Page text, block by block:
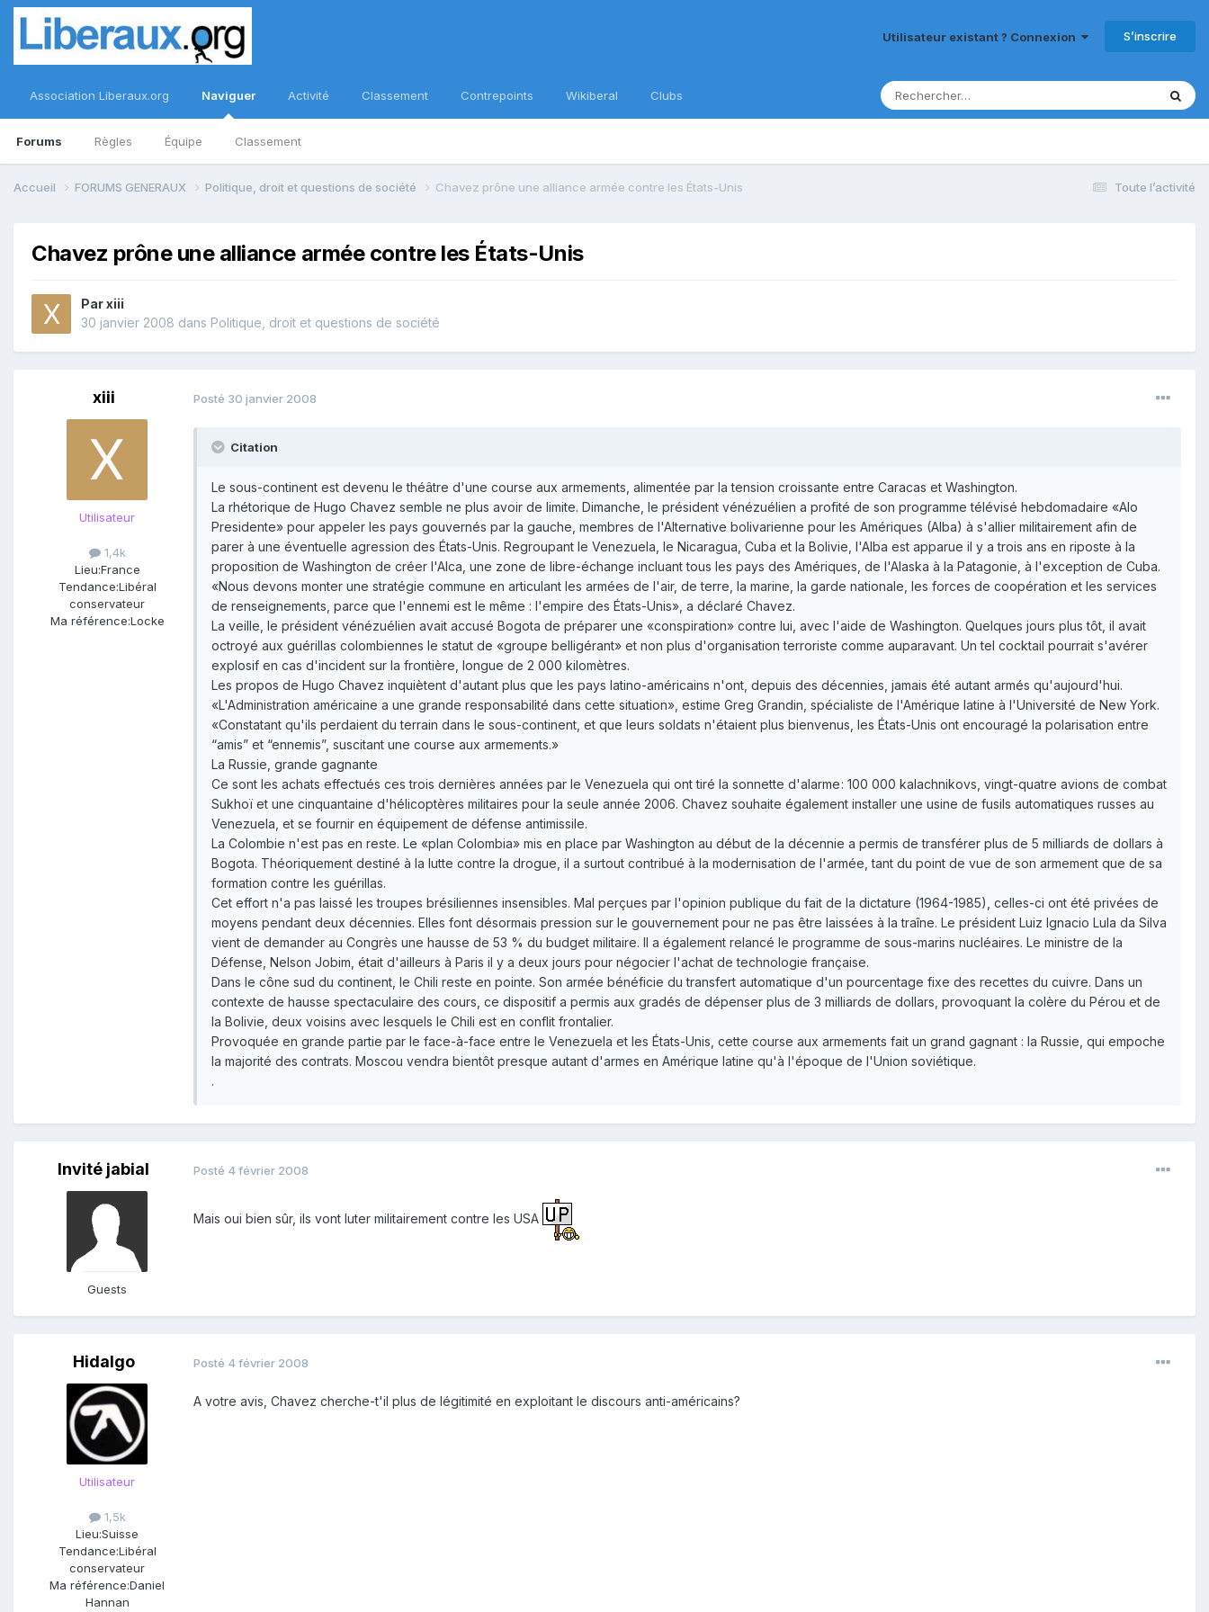
Utilisateur existant ? Connexion S’inscrire
Association Liberaux.org Naviguer
Forums Règles Équipe Classement
Activité Classement Contrepoints Wikiberal Clubs
Toute l’activité
Accueil FORUMS GENERAUX Politique, droit et questions de société Chavez prône une alliance armée contre les États-Unis
Chavez prône une alliance armée contre les États-Unis
Parxiii
30 janvier 2008 dans Politique, droit et questions de société
xiii
Utilisateur
1,4k
Lieu:France
Tendance:Libéral
conservateur
Ma référence:Locke
Posté 30 janvier 2008
Citation
Le sous-continent est devenu le théâtre d'une course aux armements, alimentée par la tension croissante entre Caracas et Washington.
La rhétorique de Hugo Chavez semble ne plus avoir de limite. Dimanche, le président vénézuélien a profité de son programme télévisé hebdomadaire «Alo
Presidente» pour appeler les pays gouvernés par la gauche, membres de l'Alternative bolivarienne pour les Amériques (Alba) à s'allier militairement afin de
parer à une éventuelle agression des États-Unis. Regroupant le Venezuela, le Nicaragua, Cuba et la Bolivie, l'Alba est apparue il y a trois ans en riposte à la
proposition de Washington de créer l'Alca, une zone de libre-échange incluant tous les pays des Amériques, de l'Alaska à la Patagonie, à l'exception de Cuba.
«Nous devons monter une stratégie commune en articulant les armées de l'air, de terre, la marine, la garde nationale, les forces de coopération et les services
de renseignements, parce que l'ennemi est le même : l'empire des États-Unis», a déclaré Chavez.
La veille, le président vénézuélien avait accusé Bogota de préparer une «conspiration» contre lui, avec l'aide de Washington. Quelques jours plus tôt, il avait
octroyé aux guérillas colombiennes le ­statut de «groupe belligérant» et non plus d'organisation terroriste comme auparavant. Un tel cocktail pourrait s'avérer
explosif en cas d'incident sur la frontière, longue de 2 000 kilomètres.
Les propos de Hugo Chavez inquiètent d'autant plus que les pays latino-américains n'ont, depuis des décennies, jamais été autant armés qu'aujourd'hui.
«L'Administration américaine a une grande responsabilité dans cette situation», estime Greg Grandin, spécialiste de l'Amérique latine à l'Université de New York.
«Constatant qu'ils perdaient du terrain dans le sous-continent, et que leurs soldats n'étaient plus bienvenus, les États-Unis ont encouragé la polarisation entre
“amis” et “ennemis”, suscitant une course aux armements.»
La Russie, grande gagnante
Ce sont les achats effectués ces trois dernières années par le Venezuela qui ont tiré la sonnette d'alarme : 100 000 kalachnikovs, vingt-quatre avions de combat
Sukhoï et une cinquantaine d'hélicoptères militaires pour la seule année 2006. Chavez souhaite également installer une usine de fusils automatiques russes au
Venezuela, et se fournir en équipement de défense antimissile.
La Colombie n'est pas en reste. Le «plan Colombia» mis en place par Washington au début de la décennie a permis de transférer plus de 5 milliards de dollars à
Bogota. Théoriquement destiné à la lutte contre la drogue, il a surtout contribué à la modernisation de l'armée, tant du point de vue de son armement que de sa
formation contre les guérillas.
Cet effort n'a pas laissé les troupes brésiliennes insensibles. Mal perçues par l'opinion publique du fait de la dictature (1964-1985), celles-ci ont été privées de
moyens pendant deux décennies. Elles font désormais pression sur le gouvernement pour ne pas être laissées à la traîne. Le président Luiz Ignacio Lula da Silva
vient de demander au Congrès une hausse de 53 % du budget militaire. Il a également relancé le programme de sous-marins nucléaires. Le ministre de la
Défense, Nelson Jobim, était d'ailleurs à Paris il y a deux jours pour négocier l'achat de technologie française.
Dans le cône sud du continent, le Chili reste en pointe. Son armée bénéficie du transfert automatique d'un pourcentage fixe des recettes du cuivre. Dans un
contexte de hausse spectaculaire des cours, ce dispositif a permis aux gradés de dépenser plus de 3 milliards de dollars, provoquant la colère du Pérou et de
la Bolivie, deux voisins avec lesquels le Chili est en conflit frontalier.
Provoquée en grande partie par le face-à-face entre le Venezuela et les États-Unis, cette course aux armements fait un grand gagnant : la Russie, qui empoche
la majorité des contrats. Moscou vendra bientôt presque autant d'armes en Amérique latine qu'à l'époque de l'Union soviétique.
.
Invité jabial
Guests
Posté 4 février 2008
Mais oui bien sûr, ils vont luter militairement contre les USA
Hidalgo
Utilisateur
1,5k
Lieu:Suisse
Tendance:Libéral
conservateur
Ma référence:Daniel
Hannan
Posté 4 février 2008
A votre avis, Chavez cherche-t'il plus de légitimité en exploitant le discours anti-américains?